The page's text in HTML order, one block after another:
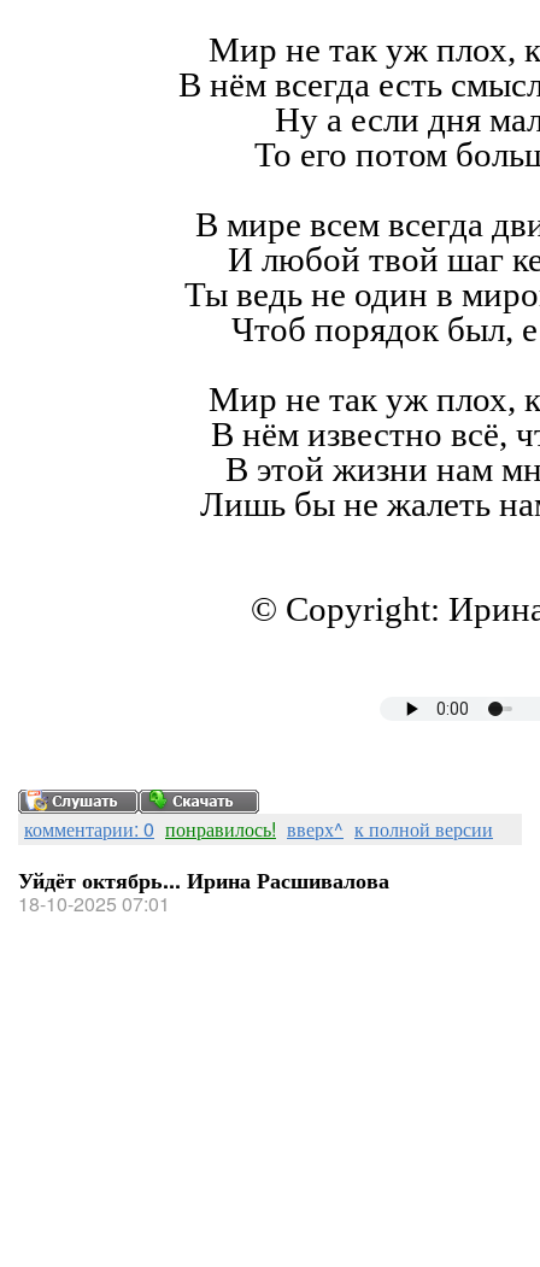
Мир не так уж плох,
В нём всегда есть
Ну а если дня
То его потом
В мире всем всегда
И любой твой шаг
Ты ведь не один в
Чтоб порядок был,
Мир не так уж плох,
В нём известно всё,
В этой жизни нам
Лишь бы не жалеть
© Copyright:
комментарии: 0 понравилось! вверх^ к полной версии
Уйдёт октябрь... Ирина Расшивалова
18-10-2025 07:01